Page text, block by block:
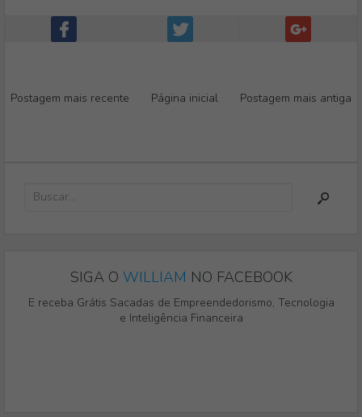
Postagem mais recente Página inicial Postagem mais antiga
SIGA O WILLIAM NO FACEBOOK
E receba Grátis Sacadas de Empreendedorismo, Tecnologia
e Inteligência Financeira